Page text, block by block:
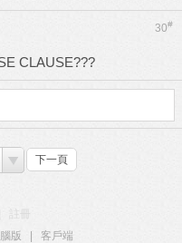
30#
CLAUSE???
下一頁
版
客戶端